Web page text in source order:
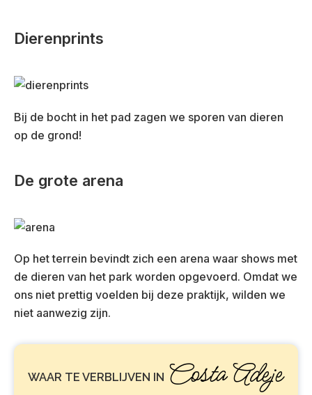
Dierenprints
Bij de bocht in het pad zagen we sporen van dieren
op de grond!
De grote arena
Op het terrein bevindt zich een arena waar shows met
de dieren van het park worden opgevoerd. Omdat we
ons niet prettig voelden bij deze praktijk, wilden we
niet aanwezig zijn.
WAAR TE VERBLIJVEN IN Costa Adeje